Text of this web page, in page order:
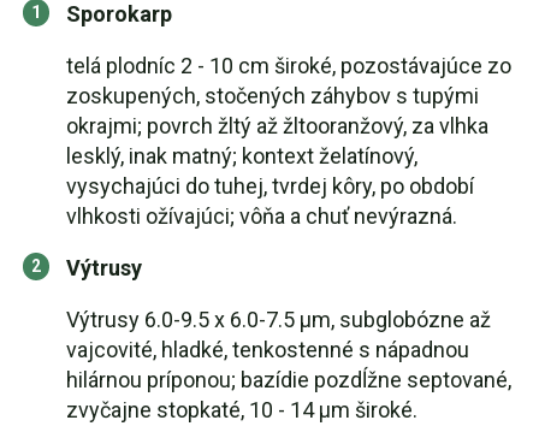
Sporokarp
telá plodníc 2 - 10 cm široké, pozostávajúce zo
zoskupených, stočených záhybov s tupými
okrajmi; povrch žltý až žltooranžový, za vlhka
lesklý, inak matný; kontext želatínový,
vysychajúci do tuhej, tvrdej kôry, po období
vlhkosti ožívajúci; vôňa a chuť nevýrazná.
Výtrusy
Výtrusy 6.0-9.5 x 6.0-7.5 µm, subglobózne až
vajcovité, hladké, tenkostenné s nápadnou
hilárnou príponou; bazídie pozdĺžne septované,
zvyčajne stopkaté, 10 - 14 µm široké.